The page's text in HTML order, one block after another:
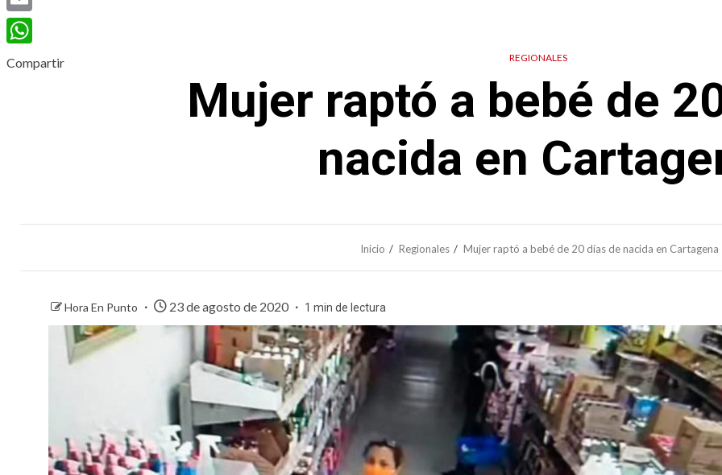
REGIONALES
Mujer raptó a bebé de
nacida en
Inicio Regionales Mujer raptó a bebé de 20 días de nacida en Cartagena
Hora En Punto 23 de agosto de 2020 1 min de lectura
Email
WhatsApp
Compartir